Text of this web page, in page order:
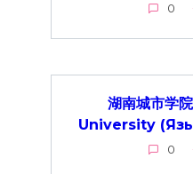
0
湖南城市学
University
0